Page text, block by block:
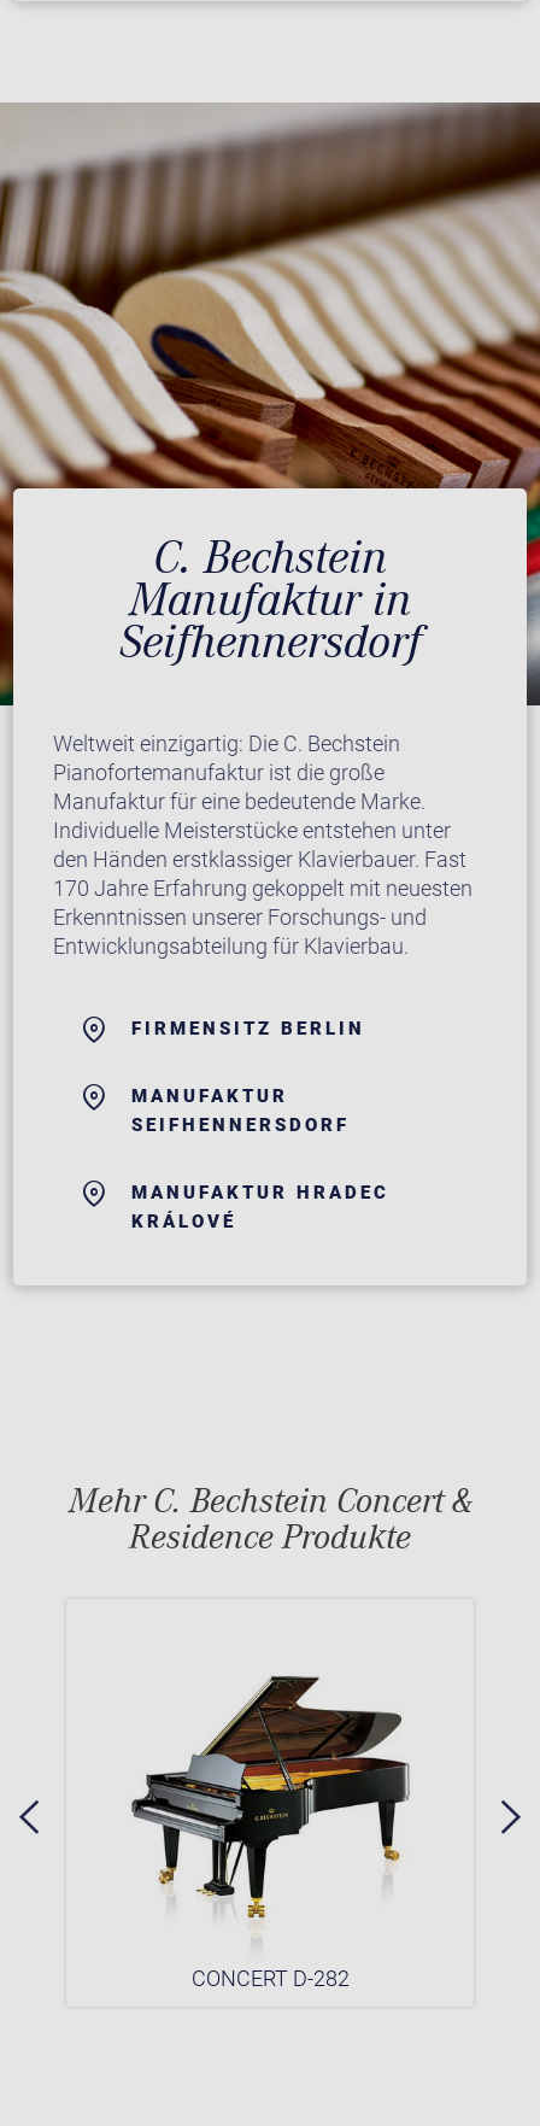
C. Bechstein
Manufaktur in
Seifhennersdorf
Weltweit einzigartig: Die C. Bechstein
Pianofortemanufaktur ist die große
Manufaktur für eine bedeutende Marke.
Individuelle Meisterstücke entstehen unter
den Händen erstklassiger Klavierbauer. Fast
170 Jahre Erfahrung gekoppelt mit neuesten
Erkenntnissen unserer Forschungs- und
Entwicklungsabteilung für Klavierbau.
FIRMENSITZ BERLIN
MANUFAKTUR
SEIFHENNERSDORF
MANUFAKTUR HRADEC
KRÁLOVÉ
Mehr C. Bechstein Concert &
Residence Produkte
CONCERT D-282